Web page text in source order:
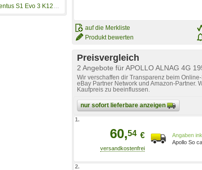
Evo 3 K127 225/35ZR19 88Y
auf die Merkliste
Produkt bewerten
Preisvergleich
2 Angebote für APOLLO ALNAG 4G
Wir verschaffen dir Transparenz beim
eBay Partner Network und Amazon-Partner.
Kaufpreis zu beeinflussen.
nur sofort lieferbare anzeigen
1.
60,54 €
Apollo So
2.